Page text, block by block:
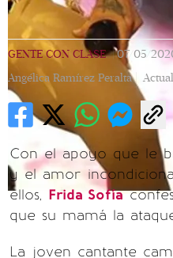
GENTE CON CLASE | 07/05/
Angélica Ramírez Peralta |
Con el apoyo que le
y el amor
ellos, Frida Sofía
que su mamá la
La joven cantante